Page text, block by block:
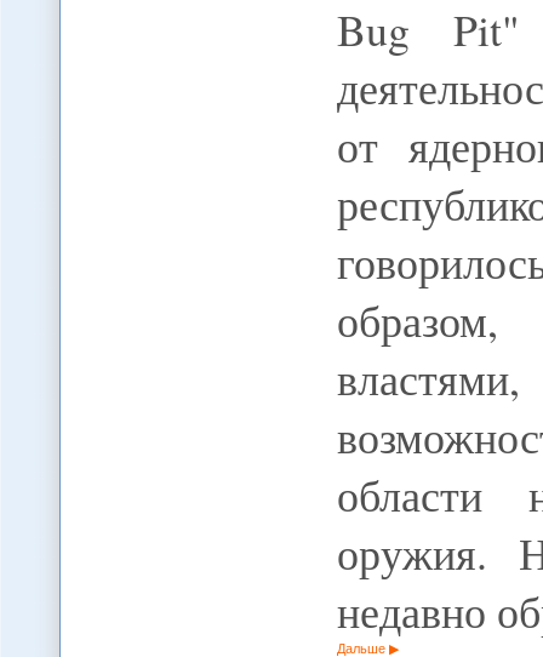
Bug
от
области
оружия.
недавно
Дальше